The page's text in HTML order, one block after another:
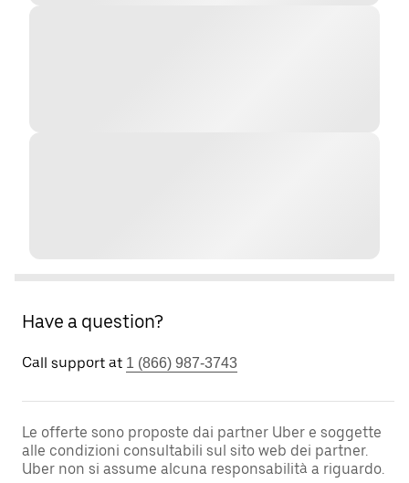
Have a question?
Call support at 1 (866) 987-3743
Le offerte sono proposte dai partner Uber e soggette
alle condizioni consultabili sul sito web dei partner.
Uber non si assume alcuna responsabilità a riguardo.